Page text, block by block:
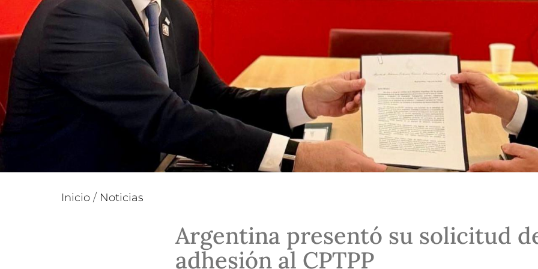
Inicio / Noticias
Argentina presentó su solicitud
adhesión al CPTPP